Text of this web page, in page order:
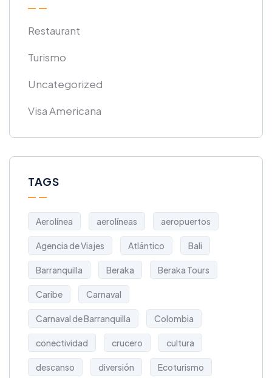
Restaurant
Turismo
Uncategorized
Visa Americana
TAGS
Aerolínea aerolíneas aeropuertos
Agencia de Viajes Atlántico Bali
Barranquilla Beraka Beraka Tours
Caribe Carnaval
Carnaval de Barranquilla Colombia
conectividad crucero cultura
descanso diversión Ecoturismo